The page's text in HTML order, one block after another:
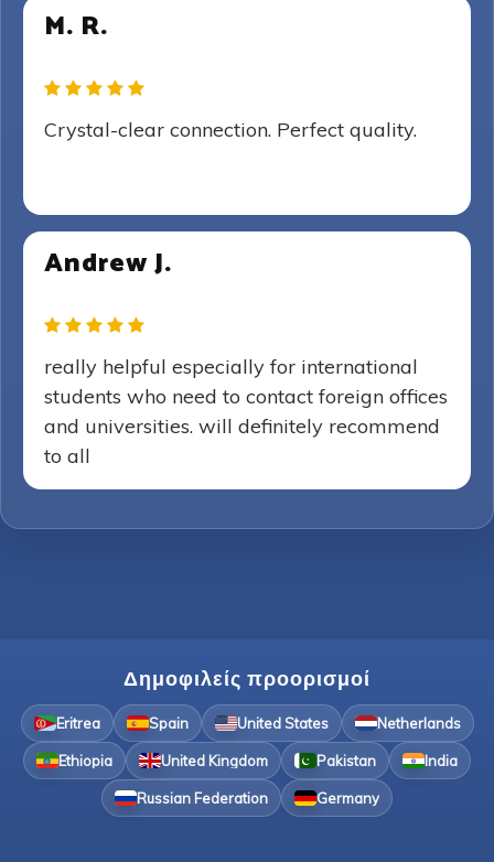
M. R.
Crystal-clear connection. Perfect quality.
Andrew J.
really helpful especially for international
students who need to contact foreign offices
and universities. will definitely recommend
to all
Δημοφιλείς προορισμοί
Eritrea Spain United States Netherlands
Ethiopia United Kingdom Pakistan India
Russian Federation Germany